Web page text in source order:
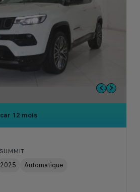
12 mois
2025 Automatique